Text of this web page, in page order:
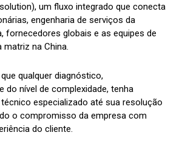
um fluxo integrado que conecta
engenharia de serviços da
fornecedores globais e as equipes de
matriz na China.
qualquer diagnóstico,
do nível de complexidade, tenha
especializado até sua resolução
o compromisso da empresa com
do cliente.